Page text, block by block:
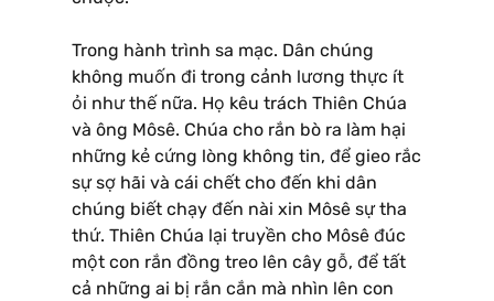
Trong hành trình sa mạc. Dân chúng
không muốn đi trong cảnh lương thực ít
ỏi như thế nữa. Họ kêu trách Thiên Chúa
và ông Môsê. Chúa cho rắn bò ra làm hại
những kẻ cứng lòng không tin, để gieo rắc
sự sợ hãi và cái chết cho đến khi dân
chúng biết chạy đến nài xin Môsê sự tha
thứ. Thiên Chúa lại truyền cho Môsê đúc
một con rắn đồng treo lên cây gỗ, để tất
cả những ai bị rắn cắn mà nhìn lên con